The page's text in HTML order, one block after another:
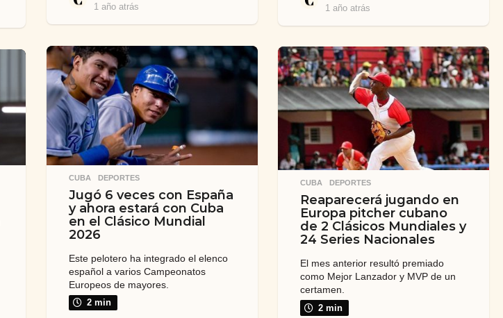
1 año atrás
o
a
t
r
á
s
1 año atrás
s
e
s
a
t
r
á
s
CUBA ,DEPORTES
Jugó 6 veces con España
y ahora estará con Cuba
en el Clásico Mundial
2026
Este pelotero ha integrado el elenco
español a varios Campeonatos
Europeos de mayores.
2 min
CUBA ,DEPORTES
Reaparecerá jugando en
Europa pitcher cubano
de 2 Clásicos Mundiales y
24 Series Nacionales
El mes anterior resultó premiado
como Mejor Lanzador y MVP de un
certamen.
2 min